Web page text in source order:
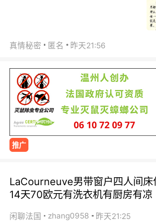
真情秘密 匿名 昨天21:56
推广
LaCourneuve男带窗户四人间床
14天70欧元有洗衣机有厨房有凉
闲聊法国 zhang0958 昨天21:25